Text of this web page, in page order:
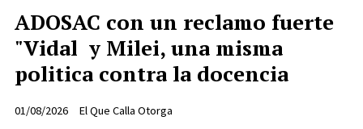
ADOSAC con un reclamo fuerte
"Vidal y Milei, una misma
politica contra la docencia
El Que Calla Otorga
01/08/2026